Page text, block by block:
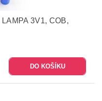
3V1, COB,